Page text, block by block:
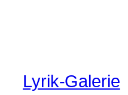
Lyrik-Galerie